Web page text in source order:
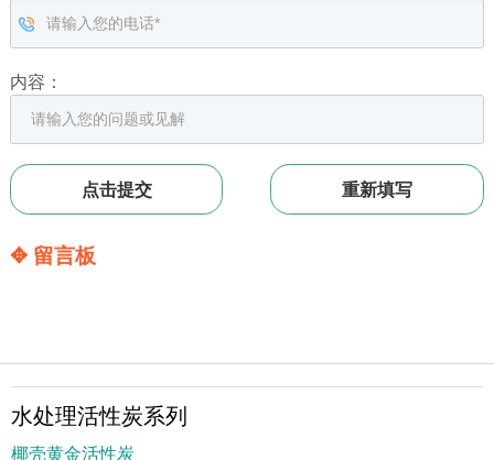
内容：
✥ 留言板
水处理活性炭系列
椰壳黄金活性炭